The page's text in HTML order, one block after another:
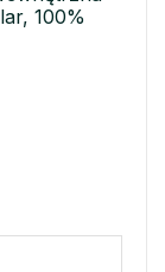
100%